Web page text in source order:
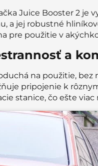
Juice Booster 2 je
a jej robustné
pre použitie v
a
na použitie, bez
pripojenie k
stanice, čo ešte